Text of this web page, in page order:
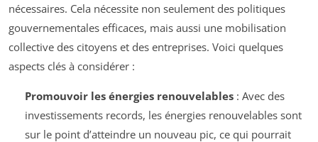
nécessaires. Cela nécessite non seulement des politiques
gouvernementales efficaces, mais aussi une mobilisation
collective des citoyens et des entreprises. Voici quelques
aspects clés à considérer :
Promouvoir les énergies renouvelables: Avec des
investissements records, les énergies renouvelables sont
sur le point d’atteindre un nouveau pic, ce qui pourrait